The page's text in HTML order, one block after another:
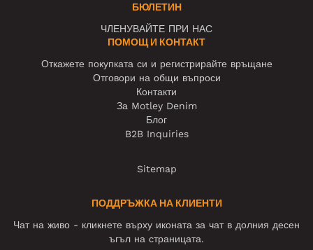
БЮЛЕТИН
ЧЛЕНУВАЙТЕ ПРИ НАС
ПОМОЩ И КОНТАКТ
Откажете покупката си и регистрирайте връщане
Отговори на общи въпроси
Контакти
За Motley Denim
Блог
B2B Inquiries
Sitemap
ПОДДРЪЖКА НА КЛИЕНТИ
Чат на живо - кликнете върху иконата за чат в долния десен
ъгъл на страницата.